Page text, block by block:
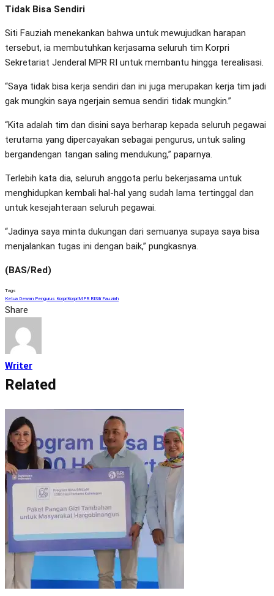
Tidak Bisa Sendiri
Siti Fauziah menekankan bahwa untuk mewujudkan harapan
tersebut, ia membutuhkan kerjasama seluruh tim Korpri
Sekretariat Jenderal MPR RI untuk membantu hingga terealisasi.
“Saya tidak bisa kerja sendiri dan ini juga merupakan kerja tim jadi
gak mungkin saya ngerjain semua sendiri tidak mungkin.”
“Kita adalah tim dan disini saya berharap kepada seluruh pegawai
terutama yang dipercayakan sebagai pengurus, untuk saling
bergandengan tangan saling mendukung,” paparnya.
Terlebih kata dia, seluruh anggota perlu bekerjasama untuk
menghidupkan kembali hal-hal yang sudah lama tertinggal dan
untuk kesejahteraan seluruh pegawai.
“Jadinya saya minta dukungan dari semuanya supaya saya bisa
menjalankan tugas ini dengan baik,” pungkasnya.
(BAS/Red)
Tags
Ketua Dewan Pengurus KorpriKorpriMPR RISiti Fauziah
Share
Writer
Related